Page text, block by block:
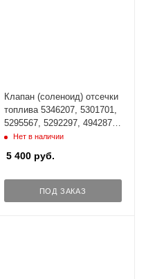
Клапан (соленоид) отсечки
топлива 5346207, 5301701,
5295567, 5292297, 4942879
для QUMMINS, 24В
Нет в наличии
5 400руб.
ПОД ЗАКАЗ